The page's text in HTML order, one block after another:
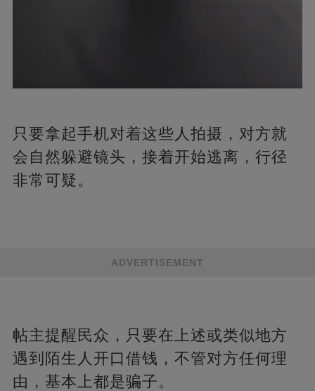
只要拿起手机对着这些人拍摄，对方就
会自然躲避镜头，接着开始逃离，行径
非常可疑。
ADVERTISEMENT
帖主提醒民众，只要在上述或类似地方
遇到陌生人开口借钱，不管对方任何理
由，基本上都是骗子。